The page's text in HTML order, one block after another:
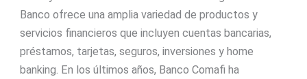
Banco ofrece una amplia variedad de productos y
servicios financieros que incluyen cuentas bancarias,
préstamos, tarjetas, seguros, inversiones y home
banking. En los últimos años, Banco Comafi ha